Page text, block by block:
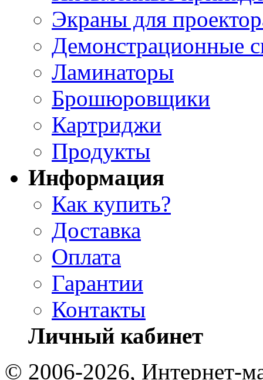
Экраны для
Демонстрационные
Ламинаторы
Брошюровщики
Картриджи
Продукты
Информация
Как купить?
Доставка
Оплата
Гарантии
Контакты
Личный кабинет
© 2006-2026, Интернет-